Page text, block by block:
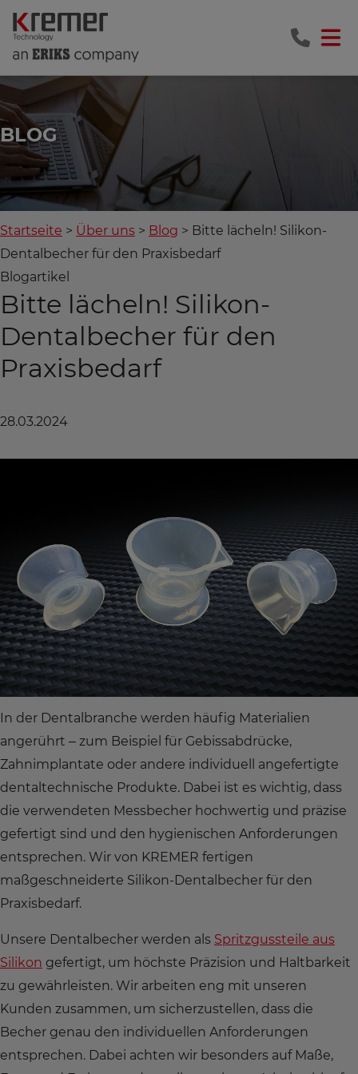
BLOG
Startseite Über uns Blog
Bitte lächeln! Silikon-
Dentalbecher für den Praxisbedarf
Blogartikel
Bitte lächeln! Silikon-
Dentalbecher für den
Praxisbedarf
28.03.2024
In der Dentalbranche werden häufig Materialien
angerührt – zum Beispiel für Gebissabdrücke,
Zahnimplantate oder andere individuell angefertigte
dentaltechnische Produkte. Dabei ist es wichtig, dass
die verwendeten Messbecher hochwertig und präzise
gefertigt sind und den hygienischen Anforderungen
entsprechen. Wir von KREMER fertigen
maßgeschneiderte Silikon-Dentalbecher für den
Praxisbedarf.
Unsere Dentalbecher werden als Spritzgussteile aus
Silikon gefertigt, um höchste Präzision und Haltbarkeit
zu gewährleisten. Wir arbeiten eng mit unseren
Kunden zusammen, um sicherzustellen, dass die
Becher genau den individuellen Anforderungen
entsprechen. Dabei achten wir besonders auf Maße,